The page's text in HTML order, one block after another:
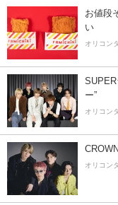
お値段
い
オリコン
ー”
オリコン
オリコン